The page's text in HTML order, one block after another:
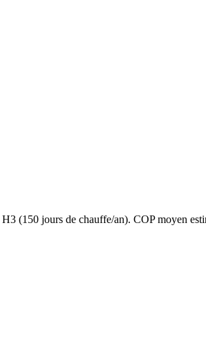
H3 (150 jours de chauffe/an). COP moyen